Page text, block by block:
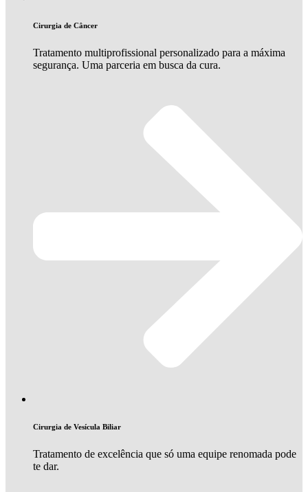
Cirurgia de Câncer
Tratamento multiprofissional personalizado para a máxima
segurança. Uma parceria em busca da cura.
Cirurgia de Vesícula Biliar
Tratamento de excelência que só uma equipe renomada pode
te dar.